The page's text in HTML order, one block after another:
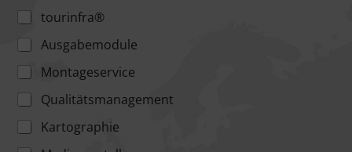
tourinfra®
Ausgabemodule
Montageservice
Qualitätsmanagement
Kartographie